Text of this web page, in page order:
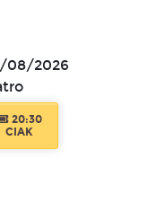
08/2026
20:30
CIAK